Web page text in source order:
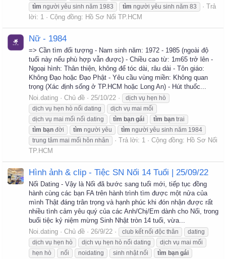
tìm người yêu sinh năm 1983 tìm người yêu sinh năm 83
Trả
lời: 1
Cộng đồng: Hồ Sơ Nối TP.HCM
Nữ - 1984
=> Cần tìm đối tượng - Nam sinh năm: 1972 - 1985 (ngoài độ
tuổi này nếu phù hợp vẫn được) - Chiều cao từ: 1m65 trở lên -
Ngoại hình: Thân thiện, không để tóc dài, râu dài - Tôn giáo:
Không Đạo hoặc Đạo Phật - Yêu cầu vùng miền: Không quan
trọng (Xác định sống ở TP.HCM hoặc Long An) - Hút thuốc...
Noi.dating
Chủ đề 25/10/22
dịch vụ hẹn hò
dịch vụ hẹn hò nối dating
dịch vụ mai mối
dịch vụ mai mối nối dating
tìm bạn gái tìm bạn trai
tìm bạn đời tìm người yêu tìm người yêu sinh năm 1984
trung tâm mai mối hôn nhân
Trả lời: 1 Cộng đồng: Hồ Sơ Nối
TP.HCM
Hình ảnh & clip - Tiệc SN Nối 14 Tuổi | 25/09/22
Nối Dating - Vậy là Nối đã bước sang tuổi mới, tiếp tục đồng
hành cùng các bạn FA trên hành trình tìm được một nửa của
mình Thật đáng trân trọng và hạnh phúc khi đón nhận được rất
nhiều tình cảm yêu quý của các Anh/Chị/Em dành cho Nối, trong
buổi tiệc kỷ niệm mừng Sinh Nhật tròn 14 tuổi, vừa...
Noi.dating
Chủ đề 26/9/22 club kết nối độc thân
dating
dịch vụ hẹn hò
dịch vụ hẹn hò nối dating
dịch vụ mai mối
hẹn hò
nối noidating sinh nhật nối tìm bạn gái